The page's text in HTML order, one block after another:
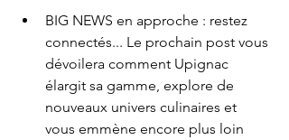
BIG NEWS en approche : restez
connectés... Le prochain post vous
dévoilera comment Upignac
élargit sa gamme, explore de
nouveaux univers culinaires et
vous emmène encore plus loin